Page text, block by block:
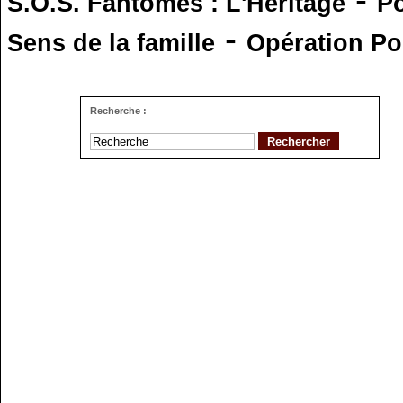
Sens de la famille - Opération
Recherche :